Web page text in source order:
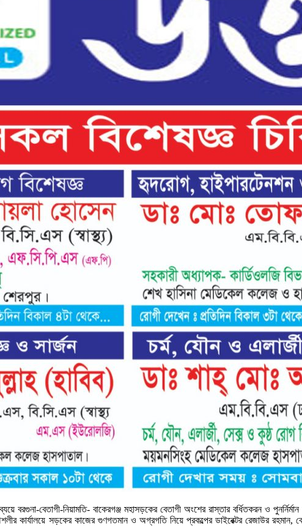
বরগুনা-বেতাগী-নিয়ামতি- বাকেরগঞ্জ মহাসড়কের বেতাগী অংশের রাস্তার বর্ধিতকরন ও
কার্যালয়ে সড়কের কাজের গুণগতমান ও অগ্রগতি নিয়ে প্রকল্পের ডাইরেক্টর রেজাউর